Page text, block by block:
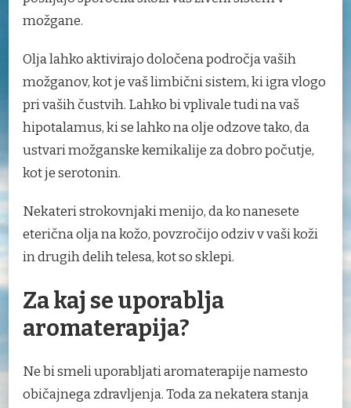
možgane.
Olja lahko aktivirajo določena področja vaših
možganov, kot je vaš limbični sistem, ki igra vlogo
pri vaših čustvih. Lahko bi vplivale tudi na vaš
hipotalamus, ki se lahko na olje odzove tako, da
ustvari možganske kemikalije za dobro počutje,
kot je serotonin.
Nekateri strokovnjaki menijo, da ko nanesete
eterična olja na kožo, povzročijo odziv v vaši koži
in drugih delih telesa, kot so sklepi.
Za kaj se uporablja
aromaterapija?
Ne bi smeli uporabljati aromaterapije namesto
običajnega zdravljenja. Toda za nekatera stanja